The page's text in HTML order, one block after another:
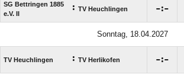
SG Bettringen 1885
e.V. II
: TV Heuchlingen :
Sonntag, 18.04.2027
TV Heuchlingen : TV Herlikofen :